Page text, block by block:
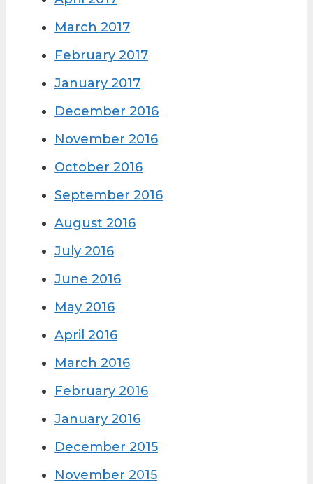
March 2017
February 2017
January 2017
December 2016
November 2016
October 2016
September 2016
August 2016
July 2016
June 2016
May 2016
April 2016
March 2016
February 2016
January 2016
December 2015
November 2015